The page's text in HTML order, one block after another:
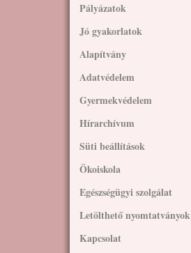
Pályázatok
Jó gyakorlatok
Alapítvány
Adatvédelem
Gyermekvédelem
Hírarchívum
Süti beállítások
Ökoiskola
Egészségügyi szolgálat
Letölthető nyomtatványok
Kapcsolat